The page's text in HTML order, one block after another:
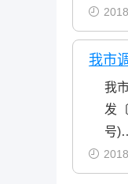
我市
我
发
号